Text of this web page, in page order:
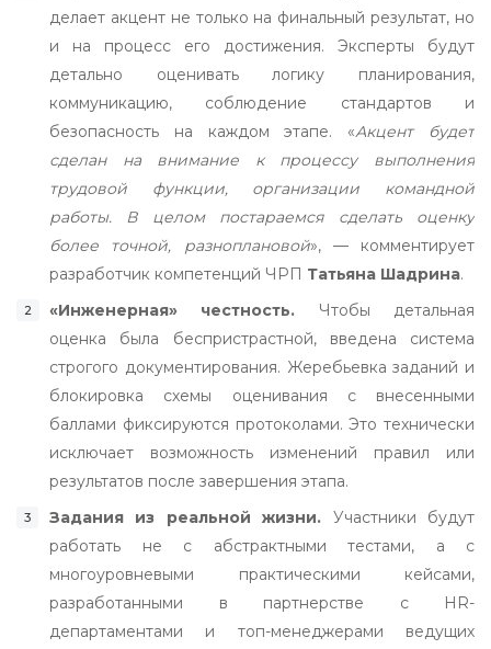
делает акцент не только на финальный результат, но
и на процесс его достижения. Эксперты будут
детально оценивать логику планирования,
коммуникацию, соблюдение стандартов и
безопасность на каждом этапе. «Акцент будет
сделан на внимание к процессу выполнения
трудовой функции, организации командной
работы. В целом постараемся сделать оценку
более точной, разноплановой», — комментирует
разработчик компетенций ЧРП Татьяна Шадрина.
«Инженерная» честность. Чтобы детальная
оценка была беспристрастной, введена система
строгого документирования. Жеребьевка заданий и
блокировка схемы оценивания с внесенными
баллами фиксируются протоколами. Это технически
исключает возможность изменений правил или
результатов после завершения этапа.
Задания из реальной жизни. Участники будут
работать не с абстрактными тестами, а с
многоуровневыми практическими кейсами,
разработанными в партнерстве с HR-
департаментами и топ-менеджерами ведущих